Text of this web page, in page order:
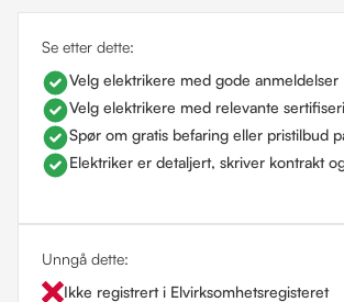
Se etter dette:
Velg elektrikere med gode anmeldelser
Velg elektrikere med relevante
Spør om gratis befaring eller pristilbud
Elektriker er detaljert, skriver kontrakt
Unngå dette:
Ikke registrert i Elvirksomhetsregisteret